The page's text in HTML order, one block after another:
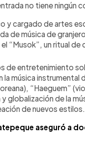
no tiene ningún
y cargado de artes
de música de
“Musok”, un ritual de
de entretenimiento
la música instrumental
“Haeguem”
globalización de la
de nuevos estilos.
aseguró a